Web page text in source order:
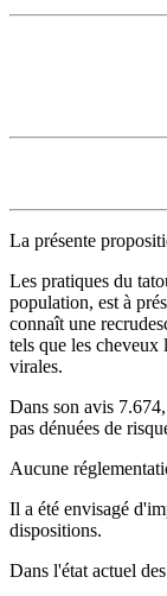
La présente
Les pratiques du
population, est à
connaît une
tels que les
virales.
Dans son avis
pas dénuées de
Aucune
Il a été envisagé
dispositions.
Dans l'état actuel